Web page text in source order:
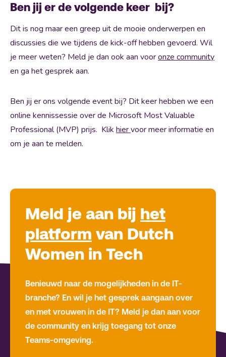
Ben jij er de volgende keer bij?
Dit is nog maar een greep uit de mooie onderwerpen en
discussies die we tijdens de kick-off hebben gevoerd. Wil
je meer weten? Meld je dan ook aan vooronze community
en ga het gesprek aan.
Ben jij er ons volgende event bij? Dit keer hebben we een
online kennissessie over de Microsoft Most Valuable
Professional (MVP) prijs. Klik hiervoor meer informatie en
om je aan te melden.
Meld je aan bij het
platform van Dutch
Women in Tech
Benieuwd naar de mogelijkheden in de IT-
branche? En wil je het gesprek aangaan over
en met vrouwen in de IT? Meld je dan aan voor
de community en krijg toegang tot onze
Teams-omgeving.